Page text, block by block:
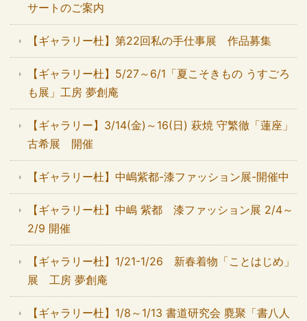
サートのご案内
【ギャラリー杜】第22回私の手仕事展 作品募集
【ギャラリー杜】5/27～6/1「夏こそきもの うすごろ
も展」工房 夢創庵
【ギャラリー】3/14(金)～16(日) 萩焼 守繁徹「蓮座」
古希展 開催
【ギャラリー杜】中嶋紫都-漆ファッション展-開催中
【ギャラリー杜】中嶋 紫都 漆ファッション展 2/4～
2/9 開催
【ギャラリー杜】1/21-1/26 新春着物「ことはじめ」
展 工房 夢創庵
【ギャラリー杜】1/8～1/13 書道研究会 麑聚「書八人